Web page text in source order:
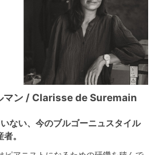
マン / Clarisse de Suremain
ない、今のブルゴーニュスタイル
。